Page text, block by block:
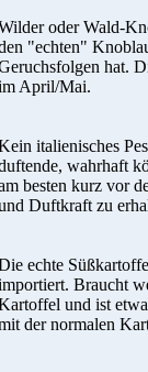
oder Wald-
"echten"
hat.
April/Mai.
italienisches
wahrhaft
besten kurz vor
Duftkraft zu
echte
Braucht
und ist
der normalen